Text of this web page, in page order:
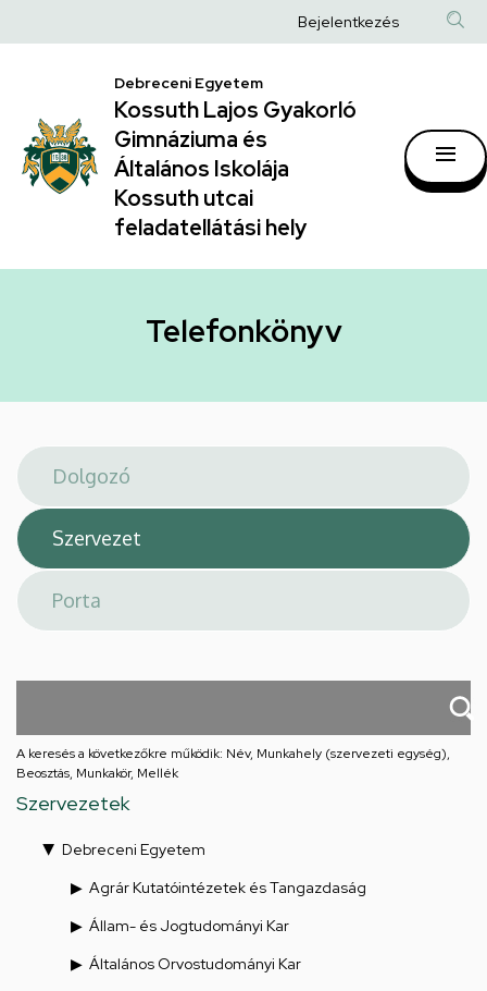
|
Kossuth
Lajos
Gyakorló
Gimnáziuma
Általános
hely
a
Anonim
fiók
Bejelentkezés
Debreceni Egyetem
Kossuth Lajos Gyakorló
Gimnáziuma és
Általános Iskolája
Kossuth utcai
feladatellátási hely
Telefonkönyv
A keresés a következőkre működik: Név, Munkahely (szervezeti egység),
Beosztás, Munkakör, Mellék
Szervezetek
Debreceni Egyetem
Agrár Kutatóintézetek és Tangazdaság
Állam- és Jogtudományi Kar
Általános Orvostudományi Kar